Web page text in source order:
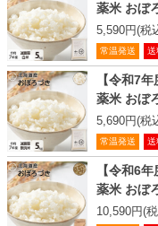
薬米 おぼ
5,590円(税
常温発送 送
【令和7
薬米 おぼ
5,690円(税
常温発送 送
【令和6
薬米 おぼ
10,590円(